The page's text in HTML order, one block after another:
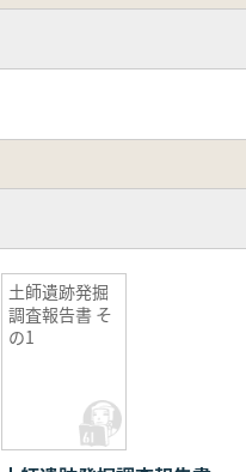
土師遺跡発掘
調査報告書 そ
の1